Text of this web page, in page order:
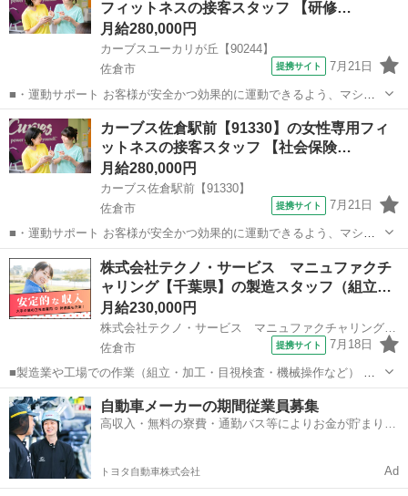
フィットネスの接客スタッフ 【研修…
月給280,000円
カーブスユーカリが丘【90244】
佐倉市
提携サイト 7月21日
■・運動サポート お客様が安全かつ効果的に運動できるよう、マシン
の使い方をアドバイスします。運動が初めての方や苦手な方がほとん
どなので、難しい指導はありません。「今日はこの動きを意識しまし
ょう！」といったお声がけをしながら、...
千葉 佐倉市 その他
カーブス佐倉駅前【91330】の女性専用フィ
ットネスの接客スタッフ 【社会保険…
月給280,000円
カーブス佐倉駅前【91330】
佐倉市
提携サイト 7月21日
■・運動サポート お客様が安全かつ効果的に運動できるよう、マシン
の使い方をアドバイスします。運動が初めての方や苦手な方がほとん
どなので、難しい指導はありません。「今日はこの動きを意識しまし
ょう！」といったお声がけをしながら、...
千葉 佐倉市 その他
株式会社テクノ・サービス マニュファクチ
ャリング【千葉県】の製造スタッフ（組立…
月給230,000円
株式会社テクノ・サービス マニュファクチャリング【千葉県】
佐倉市
提携サイト 7月18日
■製造業や工場での作業（組立・加工・目視検査・機械操作など） 具
体的には・・・ 製品に不備がないか目視チェック 部品を機械にセット
してボタン操作などなど 複雑な作業や力仕事はほとんどなく覚えやす
いものばかり！ 未経験の方...
千葉 佐倉市 倉庫管理
自動車メーカーの期間従業員募集
高収入・無料の寮費・通勤バス等によりお金が貯まりや
トヨタ自動車株式会社 Ad